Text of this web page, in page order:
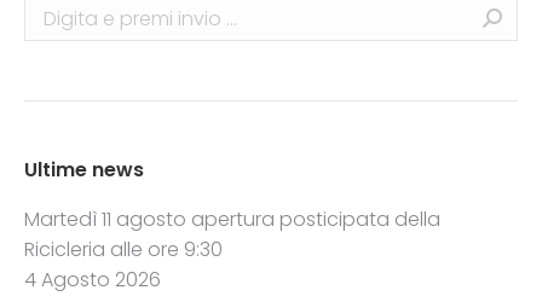
Search:
Ultime news
Martedì 11 agosto apertura posticipata della
Ricicleria alle ore 9:30
4 Agosto 2026